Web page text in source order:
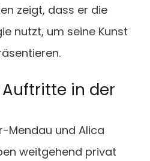
zeigt, dass er die
nutzt, um seine Kunst
in der
Mendau und Alica
weitgehend privat